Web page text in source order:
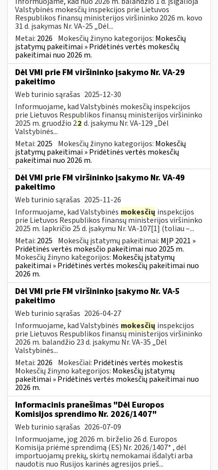
Valstybinės mokesčių inspekcijos prie Lietuvos
Respublikos finansų ministerijos viršininko 2026 m. kovo
31 d. įsakymas Nr. VA-25 „Dėl...
Metai: 2026 Mokesčių žinyno kategorijos: Mokesčių
įstatymų pakeitimai » Pridėtinės vertės mokesčių
pakeitimai nuo 2026 m.
Dėl VMI prie FM viršininko įsakymo Nr. VA-29
pakeitimo
Web turinio sąrašas 2025-12-30
Informuojame, kad Valstybinės mokesčių inspekcijos
prie Lietuvos Respublikos finansų ministerijos viršininko
2025 m. gruodžio 22 d. įsakymu Nr. VA-129 „Dėl
Valstybinės...
Metai: 2025 Mokesčių žinyno kategorijos: Mokesčių
įstatymų pakeitimai » Pridėtinės vertės mokesčių
pakeitimai nuo 2026 m.
Dėl VMI prie FM viršininko įsakymo Nr. VA-49
pakeitimo
Web turinio sąrašas 2025-11-26
Informuojame, kad Valstybinės mokesčių inspekcijos
prie Lietuvos Respublikos finansų ministerijos viršininko
2025 m. lapkričio 25 d. įsakymu Nr. VA-107[1] (toliau –...
Metai: 2025 Mokesčių įstatymų pakeitimai: MĮP 2021 »
Pridėtinės vertės mokesčio pakeitimai nuo 2025 m.
Mokesčių žinyno kategorijos: Mokesčių įstatymų
pakeitimai » Pridėtinės vertės mokesčių pakeitimai nuo
2026 m.
Dėl VMI prie FM viršininko įsakymo Nr. VA-5
pakeitimo
Web turinio sąrašas 2026-04-27
Informuojame, kad Valstybinės mokesčių inspekcijos
prie Lietuvos Respublikos finansų ministerijos viršininko
2026 m. balandžio 23 d. įsakymu Nr. VA-35 „Dėl
Valstybinės...
Metai: 2026 Mokesčiai: Pridėtinės vertės mokestis
Mokesčių žinyno kategorijos: Mokesčių įstatymų
pakeitimai » Pridėtinės vertės mokesčių pakeitimai nuo
2026 m.
Informacinis pranešimas "Dėl Europos
Komisijos sprendimo Nr. 2026/1407"
Web turinio sąrašas 2026-07-09
Informuojame, jog 2026 m. birželio 26 d. Europos
Komisija priėmė sprendimą (ES) Nr. 2026/1407* , dėl
importuojamų prekių, skirtų nemokamai išdalyti arba
naudotis nuo Rusijos karinės agresijos prieš...